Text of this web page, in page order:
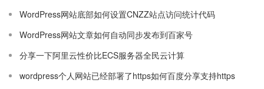
WordPress网站底部如何设置CNZZ站点访问统计代码
WordPress网站文章如何自动同步发布到百家号
分享一下阿里云性价比ECS服务器全民云计算
wordpress个人网站已经部署了https如何百度分享支持https